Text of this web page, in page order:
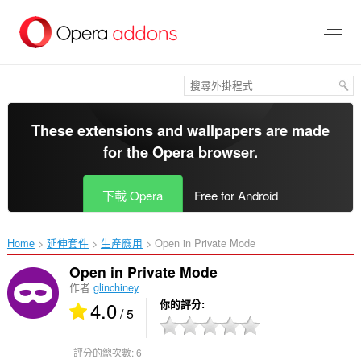
區
These extensions and wallpapers are made
for theOpera browser.
下載 Opera Free for Android
Home 延伸套件 生產應用 Open in Private Mode‎
Open in Private Mode
作者 glinchiney
4.0/ 5 你的評分
評分的總次數:6